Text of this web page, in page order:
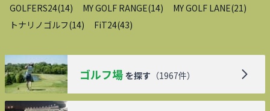
GOLFERS24(14) MY GOLF RANGE(14) MY GOLF LANE(21 )
トナリノゴルフ(14) FiT24(43)
ゴルフ場 を探す （1967件）